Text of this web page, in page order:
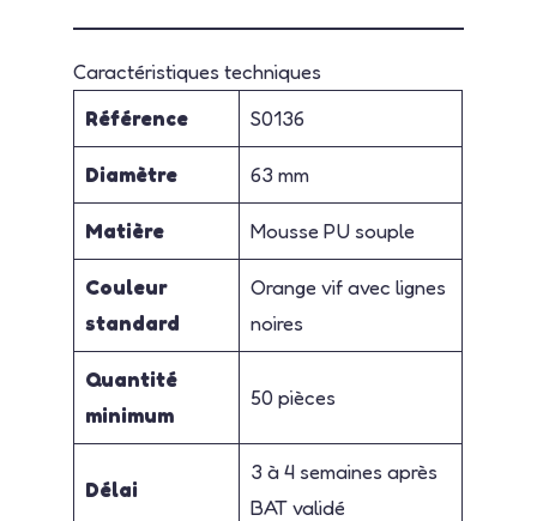
Caractéristiques techniques
Référence
S0136
Diamètre 63 mm
Matière Mousse PU souple
Couleur
standard
Orange vif avec lignes
noires
Quantité
minimum
50 pièces
Délai
3 à 4 semaines après
BAT validé